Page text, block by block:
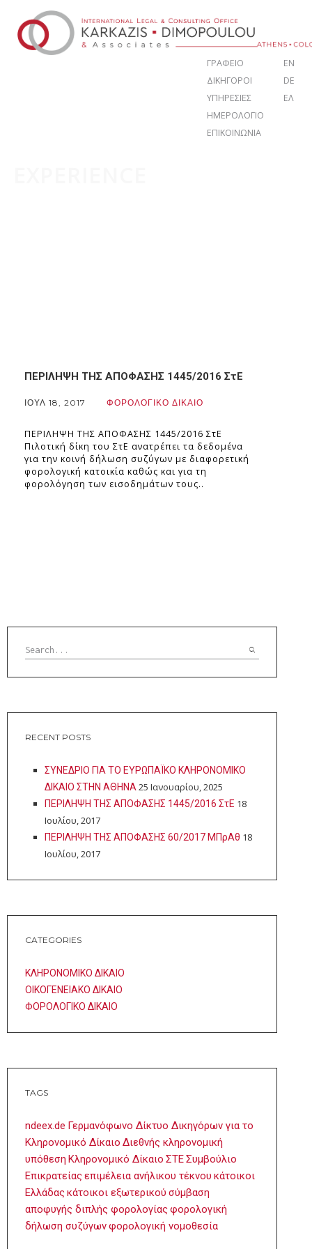
EN
DE
ΕΛ
ΓΡΑΦΕΙΟ
ΔΙΚΗΓΟΡΟΙ
ΥΠΗΡΕΣΙΕΣ
ΗΜΕΡΟΛΟΓΙΟ
ΕΠΙΚΟΙΝΩΝΙΑ
ΠΕΡΙΛΗΨΗ ΤΗΣ ΑΠΟΦΑΣΗΣ 1445/2016 ΣτΕ
ΙΟΎΛ 18, 2017 ΦΟΡΟΛΟΓΙΚΟ ΔΙΚΑΙΟ
ΠΕΡΙΛΗΨΗ ΤΗΣ ΑΠΟΦΑΣΗΣ 1445/2016 ΣτΕ
Πιλοτική δίκη του ΣτΕ ανατρέπει τα δεδομένα
για την κοινή δήλωση συζύγων με διαφορετική
φορολογική κατοικία καθώς και για τη
φορολόγηση των εισοδημάτων τους..
RECENT POSTS
ΣΥΝΕΔΡΙΟ ΓΙΑ ΤΟ ΕΥΡΩΠΑΪΚΟ ΚΛΗΡΟΝΟΜΙΚΟ
ΔΙΚΑΙΟ ΣΤΗΝ ΑΘΗΝΑ25 Ιανουαρίου, 2025
ΠΕΡΙΛΗΨΗ ΤΗΣ ΑΠΟΦΑΣΗΣ 1445/2016 ΣτΕ 18
Ιουλίου, 2017
ΠΕΡΙΛΗΨΗ ΤΗΣ ΑΠΟΦΑΣΗΣ 60/2017 ΜΠρΑθ 18
Ιουλίου, 2017
CATEGORIES
ΚΛΗΡΟΝΟΜΙΚΟ ΔΙΚΑΙΟ
ΟΙΚΟΓΕΝΕΙΑΚΟ ΔΙΚΑΙΟ
ΦΟΡΟΛΟΓΙΚΟ ΔΙΚΑΙΟ
TAGS
ndeex.de Γερμανόφωνο Δίκτυο Δικηγόρων για το
Κληρονομικό Δίκαιο Διεθνής κληρονομική
υπόθεση Κληρονομικό Δίκαιο ΣΤΕΣυμβούλιο
Επικρατείαςεπιμέλεια ανήλικου τέκνου κάτοικοι
Ελλάδαςκάτοικοι εξωτερικού σύμβαση
αποφυγής διπλής φορολογίαςφορολογική
δήλωση συζύγωνφορολογική νομοθεσία